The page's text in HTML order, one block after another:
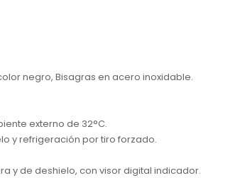
negro, Bisagras en acero inoxidable.
externo de 32°C.
y refrigeración por tiro forzado.
y de deshielo, con visor digital indicador.